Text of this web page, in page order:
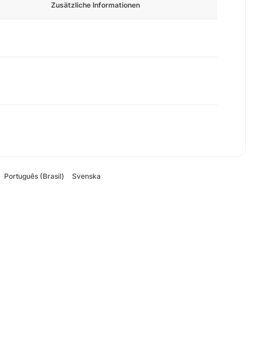
Zusätzliche Informationen
Português (Brasil) Svenska